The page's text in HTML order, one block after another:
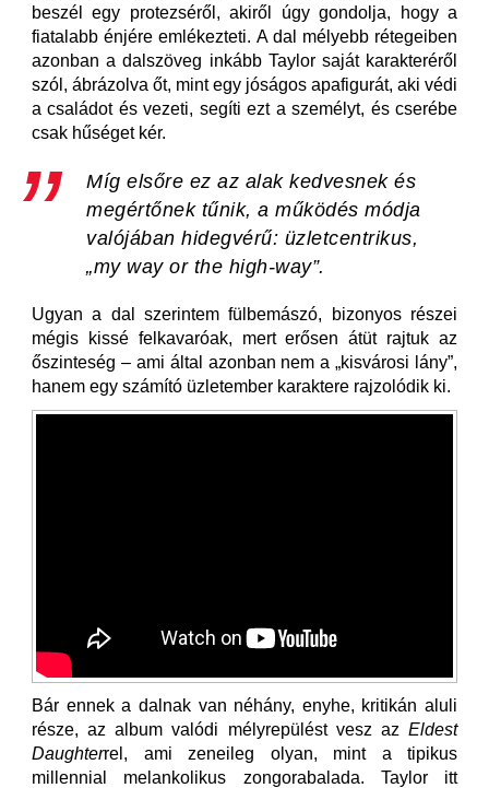
beszél egy protezséről, akiről úgy gondolja, hogy a
fiatalabb énjére emlékezteti. A dal mélyebb rétegeiben
azonban a dalszöveg inkább Taylor saját karakteréről
szól, ábrázolva őt, mint egy jóságos apafigurát, aki védi
a családot és vezeti, segíti ezt a személyt, és cserébe
csak hűséget kér.
Míg elsőre ez az alak kedvesnek és
megértőnek tűnik, a működés módja
valójában hidegvérű: üzletcentrikus,
„my way or the high-way”.
Ugyan a dal szerintem fülbemászó, bizonyos részei
mégis kissé felkavaróak, mert erősen átüt rajtuk az
őszinteség – ami által azonban nem a „kisvárosi lány”,
hanem egy számító üzletember karaktere rajzolódik ki.
Bár ennek a dalnak van néhány, enyhe, kritikán aluli
része, az album valódi mélyrepülést vesz az Eldest
Daughterrel, ami zeneileg olyan, mint a tipikus
millennial melankolikus zongorabalada. Taylor itt